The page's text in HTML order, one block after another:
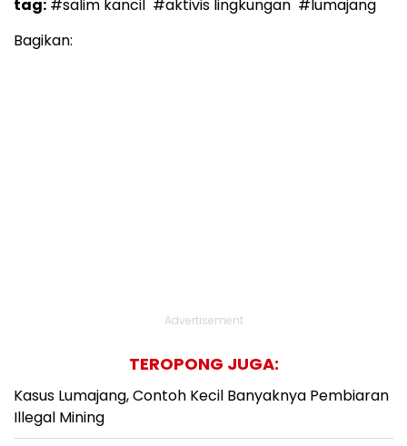
tag: #salim kancil #aktivis lingkungan #lumajang
Bagikan:
Advertisement
TEROPONG JUGA:
Kasus Lumajang, Contoh Kecil Banyaknya Pembiaran
Illegal Mining